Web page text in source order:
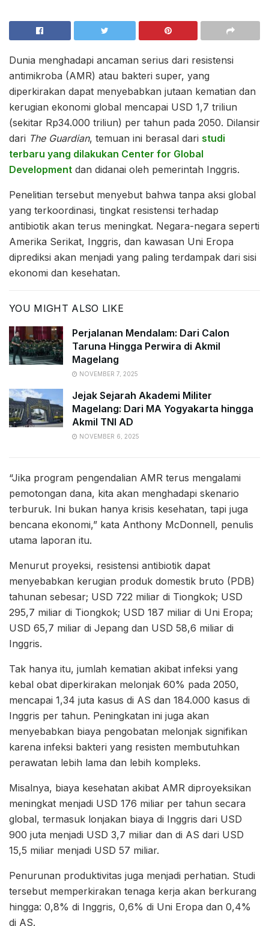
Dunia menghadapi ancaman serius dari resistensi
antimikroba (AMR) atau bakteri super, yang
diperkirakan dapat menyebabkan jutaan kematian dan
kerugian ekonomi global mencapai USD 1,7 triliun
(sekitar Rp34.000 triliun) per tahun pada 2050. Dilansir
dari The Guardian, temuan ini berasal dari studi
terbaru yang dilakukan Center for Global
Development dan didanai oleh pemerintah Inggris.
Penelitian tersebut menyebut bahwa tanpa aksi global
yang terkoordinasi, tingkat resistensi terhadap
antibiotik akan terus meningkat. Negara-negara seperti
Amerika Serikat, Inggris, dan kawasan Uni Eropa
diprediksi akan menjadi yang paling terdampak dari sisi
ekonomi dan kesehatan.
YOU MIGHT ALSO LIKE
Perjalanan Mendalam: Dari Calon
Taruna Hingga Perwira di Akmil
Magelang
NOVEMBER 7, 2025
Jejak Sejarah Akademi Militer
Magelang: Dari MA Yogyakarta hingga
Akmil TNI AD
NOVEMBER 6, 2025
“Jika program pengendalian AMR terus mengalami
pemotongan dana, kita akan menghadapi skenario
terburuk. Ini bukan hanya krisis kesehatan, tapi juga
bencana ekonomi,” kata Anthony McDonnell, penulis
utama laporan itu.
Menurut proyeksi, resistensi antibiotik dapat
menyebabkan kerugian produk domestik bruto (PDB)
tahunan sebesar; USD 722 miliar di Tiongkok; USD
295,7 miliar di Tiongkok; USD 187 miliar di Uni Eropa;
USD 65,7 miliar di Jepang dan USD 58,6 miliar di
Inggris.
Tak hanya itu, jumlah kematian akibat infeksi yang
kebal obat diperkirakan melonjak 60% pada 2050,
mencapai 1,34 juta kasus di AS dan 184.000 kasus di
Inggris per tahun. Peningkatan ini juga akan
menyebabkan biaya pengobatan melonjak signifikan
karena infeksi bakteri yang resisten membutuhkan
perawatan lebih lama dan lebih kompleks.
Misalnya, biaya kesehatan akibat AMR diproyeksikan
meningkat menjadi USD 176 miliar per tahun secara
global, termasuk lonjakan biaya di Inggris dari USD
900 juta menjadi USD 3,7 miliar dan di AS dari USD
15,5 miliar menjadi USD 57 miliar.
Penurunan produktivitas juga menjadi perhatian. Studi
tersebut memperkirakan tenaga kerja akan berkurang
hingga: 0,8% di Inggris, 0,6% di Uni Eropa dan 0,4%
di AS.